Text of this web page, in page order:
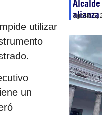
utilizar
un
alianza
agosto 6,